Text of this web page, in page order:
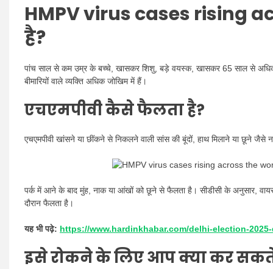
HMPV virus cases rising
है?
पांच साल से कम उम्र के बच्चे, खासकर शिशु, बड़े वयस्क, खासकर 65 साल से अधिक
बीमारियों वाले व्यक्ति अधिक जोखिम में हैं।
एचएमपीवी कैसे फैलता है?
एचएमपीवी खांसने या छींकने से निकलने वाली सांस की बूंदों, हाथ मिलाने या छूने
पर्क में आने के बाद मुंह, नाक या आंखों को छूने से फैलता है। सीडीसी के अनुसार,
दौरान फैलता है।
यह भी पढ़े: https://www.hardinkhabar.com/delhi-election-
इसे रोकने के लिए आप क्या कर